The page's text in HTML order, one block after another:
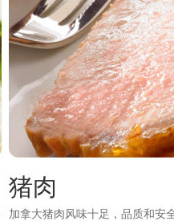
猪肉
加拿大猪肉风味十足，品质和安